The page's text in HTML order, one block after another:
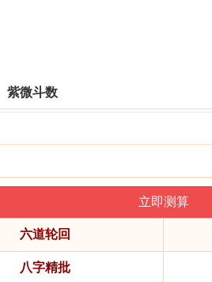
紫微斗数
六道轮回
八字精批